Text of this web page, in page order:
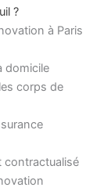
?
à Paris
domicile
corps de